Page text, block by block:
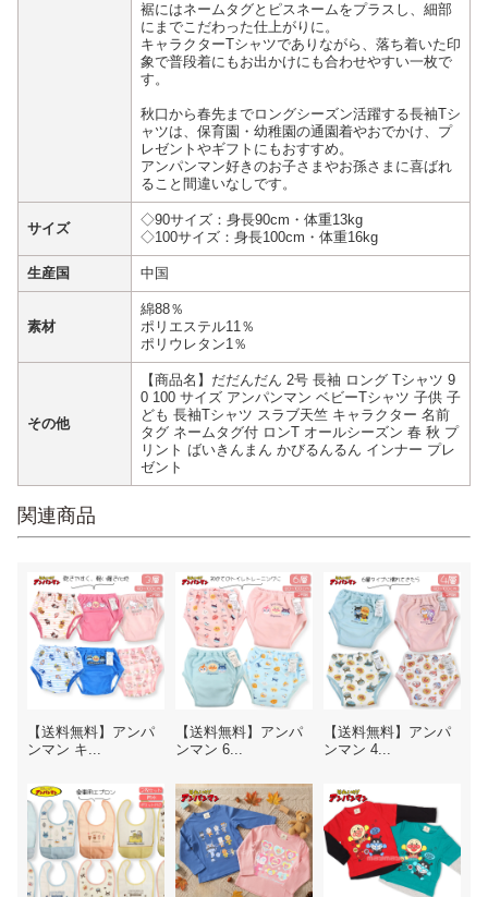
裾にはネームタグとピスネームをプラスし、細部
にまでこだわった仕上がりに。
キャラクターTシャツでありながら、落ち着いた印
象で普段着にもお出かけにも合わせやすい一枚で
す。
秋口から春先までロングシーズン活躍する長袖Tシ
ャツは、保育園・幼稚園の通園着やおでかけ、プ
レゼントやギフトにもおすすめ。
アンパンマン好きのお子さまやお孫さまに喜ばれ
ること間違いなしです。
サイズ
◇90サイズ：身長90cm・体重13kg
◇100サイズ：身長100cm・体重16kg
生産国 中国
素材
綿88％
ポリエステル11％
ポリウレタン1％
その他
【商品名】だだんだん 2号 長袖 ロング Tシャツ 9
0 100 サイズ アンパンマン ベビーTシャツ 子供 子
ども 長袖Tシャツ スラブ天竺 キャラクター 名前
タグ ネームタグ付 ロンT オールシーズン 春 秋 プ
リント ばいきんまん かびるんるん インナー プレ
ゼント
関連商品
【送料無料】アンパ
ンマン キ...
【送料無料】アンパ
ンマン 6...
【送料無料】アンパ
ンマン 4...